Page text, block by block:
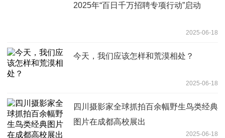
2025年“百日千万招聘专项行动”启动
2025-06-18
今天，我们应该怎样和荒漠相处？
2025-06-18
四川摄影家全球抓拍百余幅野生鸟类经典
图片在成都高校展出
2025-06-18